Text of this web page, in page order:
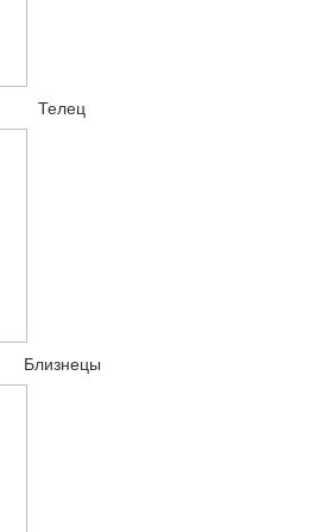
Телец
Близнецы